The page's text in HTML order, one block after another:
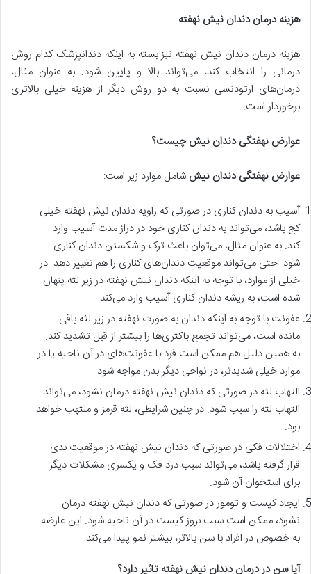
هزینه درمان دندان نیش نهفته
هزینه درمان دندان نیش نهفته نیز بسته به اینکه دندانپزشک کدام روش
درمانی را انتخاب کند، می‌تواند بالا و پایین شود. به عنوان مثال،
درمان‌های ارتودنسی نسبت به دو روش دیگر از هزینه خیلی بالاتری
برخوردار است.
عوارض نهفتگی دندان نیش چیست؟
عوارض نهفتگی دندان نیش شامل موارد زیر است:
آسیب به دندان کناری در صورتی که زاویه دندان نیش نهفته خیلی
کج باشد، می‌تواند به دندان کناری خود در دراز مدت آسیب وارد
کند. به عنوان مثال، می‌توان باعث ترک و شکستن دندان کناری
شود. حتی می‌تواند موقعیت دندان‌های کناری را هم تغییر دهد. در
خیلی از موارد، با توجه به اینکه دندان نیش نهفته در زیر لثه پنهان
شده است، به ریشه دندان کناری آسیب وارد می‌کند.
عفونت با توجه به اینکه دندان به صورت نهفته در زیر لثه باقی
مانده است، می‌تواند تجمع باکتری‌ها را بیشتر از قبل تشدید کند.
به همین دلیل هم ممکن است فرد با عفونت‌های در آن ناحیه یا در
موارد خیلی شدیدتر، در نواحی دیگر بدن مواجه شود.
التهاب لثه در صورتی که دندان نیش نهفته درمان نشود، می‌تواند
التهاب لثه را سبب شود. در چنین شرایطی، لثه قرمز و ملتهب خواهد
بود.
اختلالات فکی در صورتی که دندان نیش نهفته در موقعیت بدی
قرار گرفته باشد، می‌تواند سبب درد فک و یکسری مشکلات دیگر
برای استخوان آن شود.
ایجاد کیست و تومور در صورتی که دندان نیش نهفته درمان
نشود، ممکن است سبب بروز کیست در آن ناحیه شود. این عارضه
به خصوص در افراد با سن بالاتر، بیشتر نمو پیدا می‌کند.
آیا سن در درمان دندان نیش نهفته تاثیر دارد؟